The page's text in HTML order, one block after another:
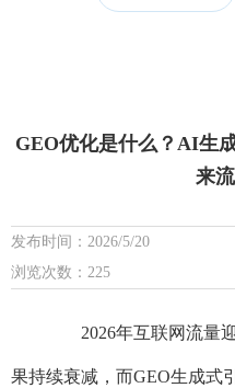
GEO优化是什么？AI生
来
发布时间：2026/5/20
浏览次数：225
2026年互联网流量迎
果持续衰减，而GEO生成式